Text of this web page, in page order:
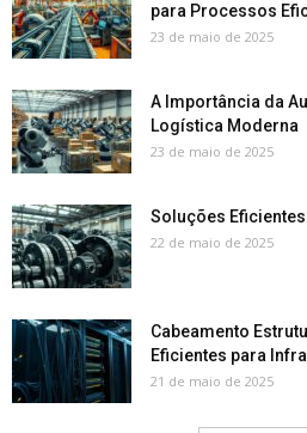
para Processos
23 de maio de 2025
A Importância da
Logística Moderna
23 de maio de 2025
Soluções
22 de maio de 2025
Cabeamento
Eficientes para
21 de maio de 2025